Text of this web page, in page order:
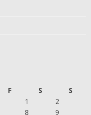
F S
S
1
2
8
9